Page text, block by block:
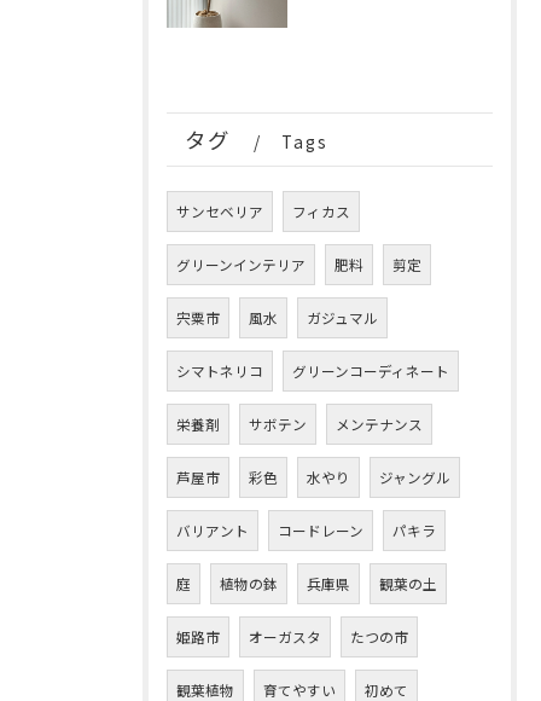
タグ Tags
サンセベリア フィカス
グリーンインテリア 肥料 剪定
宍粟市 風水 ガジュマル
シマトネリコ グリーンコーディネート
栄養剤 サボテン メンテナンス
芦屋市 彩色 水やり ジャングル
バリアント コードレーン パキラ
庭 植物の鉢 兵庫県 観葉の土
姫路市 オーガスタ たつの市
観葉植物 育てやすい 初めて